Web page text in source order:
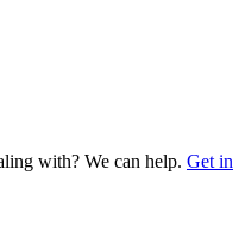
with? We can help. Get in